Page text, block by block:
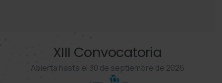
XIII Convocatoria
Abierta hasta el 30 de septiembre de 2026